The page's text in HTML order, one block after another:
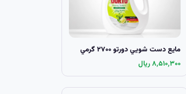
مايع دست شويي دورتو ۲۷۰۰ گرمي
۸٬۵۱۰٬۳۰۰ ریال